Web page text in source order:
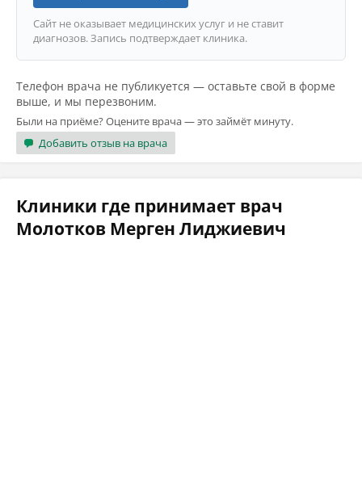
Сайт не оказывает медицинских услуг и не ставит
диагнозов. Запись подтверждает клиника.
Телефон врача не публикуется — оставьте свой в форме
выше, и мы перезвоним.
Были на приёме? Оцените врача — это займёт минуту.
Добавить отзыв на врача
Клиники где принимает врач
Молотков Мерген Лиджиевич